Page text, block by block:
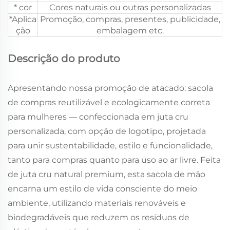
* cor
Cores naturais ou outras personalizadas
*Aplica
ção
Promoção, compras, presentes, publicidade,
embalagem etc.
Descrição do produto
Apresentando nossa promoção de atacado: sacola
de compras reutilizável e ecologicamente correta
para mulheres — confeccionada em juta cru
personalizada, com opção de logotipo, projetada
para unir sustentabilidade, estilo e funcionalidade,
tanto para compras quanto para uso ao ar livre. Feita
de juta cru natural premium, esta sacola de mão
encarna um estilo de vida consciente do meio
ambiente, utilizando materiais renováveis e
biodegradáveis que reduzem os resíduos de